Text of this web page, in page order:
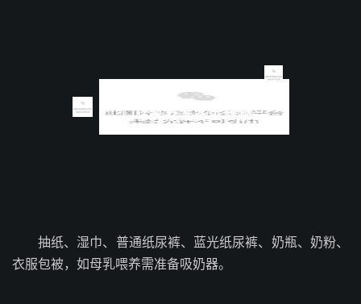
门诊光疗准备生活物品
抽纸、湿巾、普通纸尿裤、蓝光纸尿裤、奶瓶、奶粉、
衣服包被，如母乳喂养需准备吸奶器。